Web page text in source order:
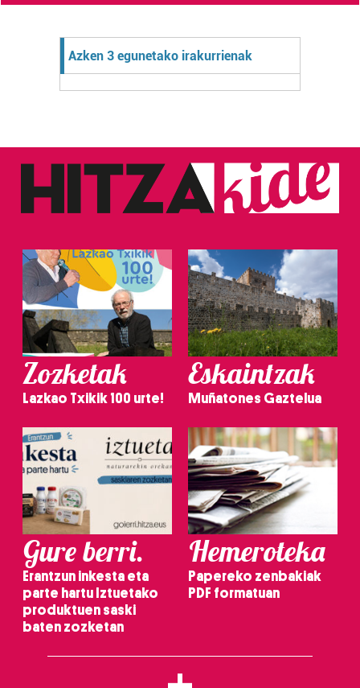
Azken 3 egunetako irakurrienak
Zozketak
Lazkao Txikik 100 urte!
Eskaintzak
Muñatones Gaztelua
Gure berri.
Erantzun inkesta eta
parte hartu Iztuetako
produktuen saski
baten zozketan
Hemeroteka
Papereko zenbakiak
PDF formatuan